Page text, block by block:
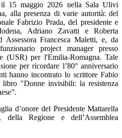
15 maggio 2026 nella Sala Ulivi
alla presenza di varie autorità: del
Fabrizio Prada, del presidente e
Adriano Zavatti e Roberta
Assessora Francesca Maletti, e, da
project manager presso
(USR) per l'Emilia-Romagna. Tale
per ricordare l’80° anniversario
hanno incontrato lo scrittore Fabio
"Donne invisibili: la resistenza
d’onore del Presidente Mattarella
Regione e dell’Assemblea